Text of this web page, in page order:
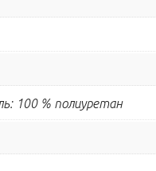
100 % полиуретан